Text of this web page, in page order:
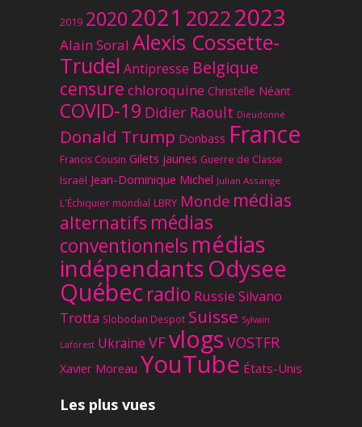
2019 20202021 20222023
Alain Soral Alexis Cossette-
Trudel Antipresse Belgique
censure chloroquine Christelle Néant
COVID-19 Didier Raoult Dieudonné
Donald Trump Donbass France
Francis Cousin Gilets jaunes Guerre de Classe
Israël Jean-Dominique Michel Julian Assange
L'Échiquier mondial LBRY Monde médias
alternatifs médias
conventionnels médias
indépendantsOdysee
Québec radio Russie Silvano
Trotta Slobodan Despot Suisse Sylvain
Laforest Ukraine VFvlogs VOSTFR
Xavier Moreau YouTube États-Unis
Les plus vues